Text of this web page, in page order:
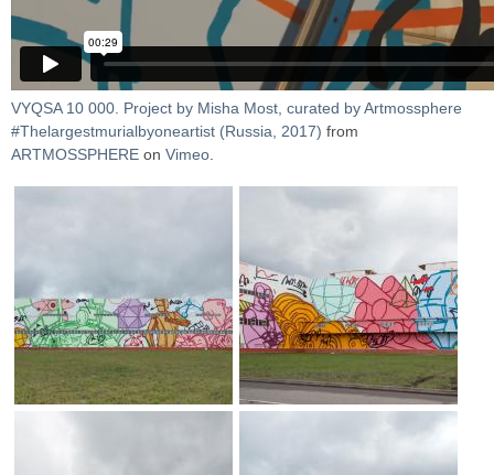
VYQSA 10 000. Project by Misha Most, curated by Artmossphere
#Thelargestmurialbyoneartist (Russia, 2017) from
ARTMOSSPHERE on Vimeo